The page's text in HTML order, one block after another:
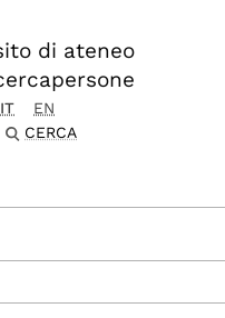
di ateneo
IT
EN
CERCA